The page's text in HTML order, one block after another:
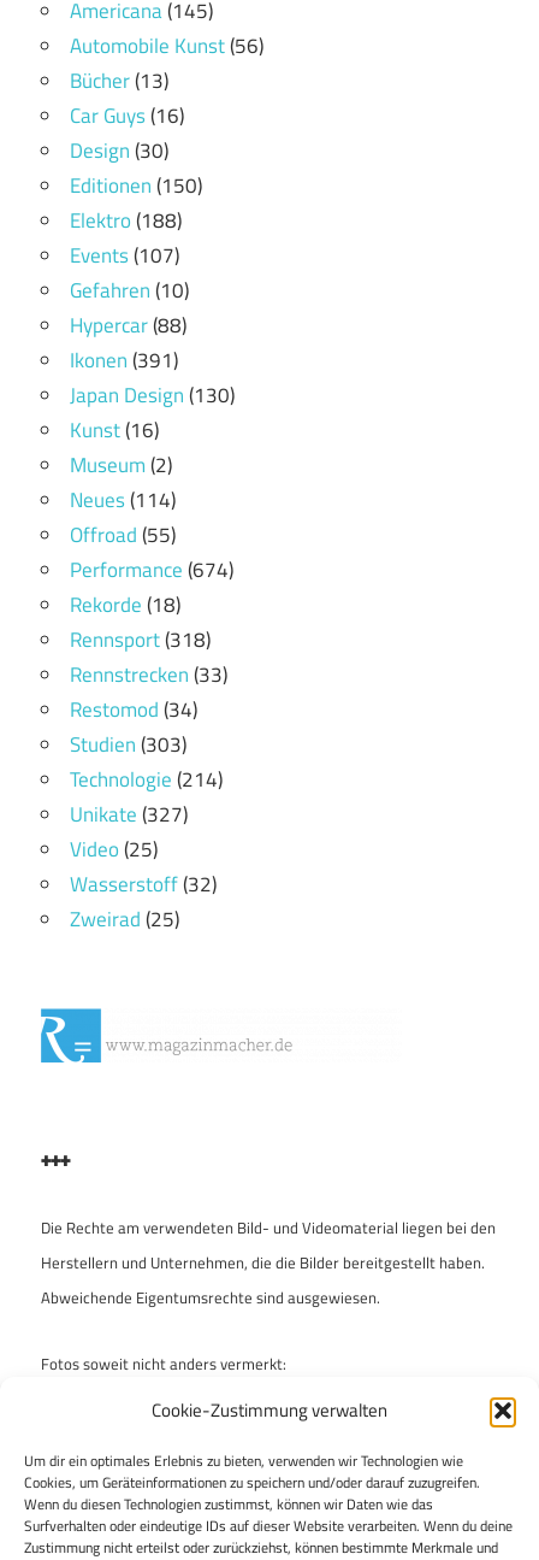
Cookie-Zustimmung verwalten
Um dir ein optimales Erlebnis zu bieten, verwenden wir Technologien wie
Cookies, um Geräteinformationen zu speichern und/oder darauf zuzugreifen.
Wenn du diesen Technologien zustimmst, können wir Daten wie das
Surfverhalten oder eindeutige IDs auf dieser Website verarbeiten. Wenn du deine
Zustimmung nicht erteilst oder zurückziehst, können bestimmte Merkmale und
Americana(145)
Automobile Kunst(56)
Bücher(13)
Car Guys(16)
Design(30)
Editionen(150)
Elektro(188)
Events(107)
Gefahren(10)
Hypercar(88)
Ikonen(391)
Japan Design(130)
Kunst(16)
Museum(2)
Neues(114)
Offroad(55)
Performance(674)
Rekorde(18)
Rennsport(318)
Rennstrecken(33)
Restomod(34)
Studien(303)
Technologie(214)
Unikate(327)
Video(25)
Wasserstoff(32)
Zweirad(25)
+++
Die Rechte am verwendeten Bild- und Videomaterial liegen bei den
Herstellern und Unternehmen, die die Bilder bereitgestellt haben.
Abweichende Eigentumsrechte sind ausgewiesen.
Fotos soweit nicht anders vermerkt:
Archiv „enzo & ferdinand“
„enzo & ferdinand“ ist bei der Auswahl der Fotos mit Umsicht
vorgegangen, um keine Rechte Dritter zu verletzen. Falls dies
dennoch geschehen sein sollte, bittet die Redaktion um kurze